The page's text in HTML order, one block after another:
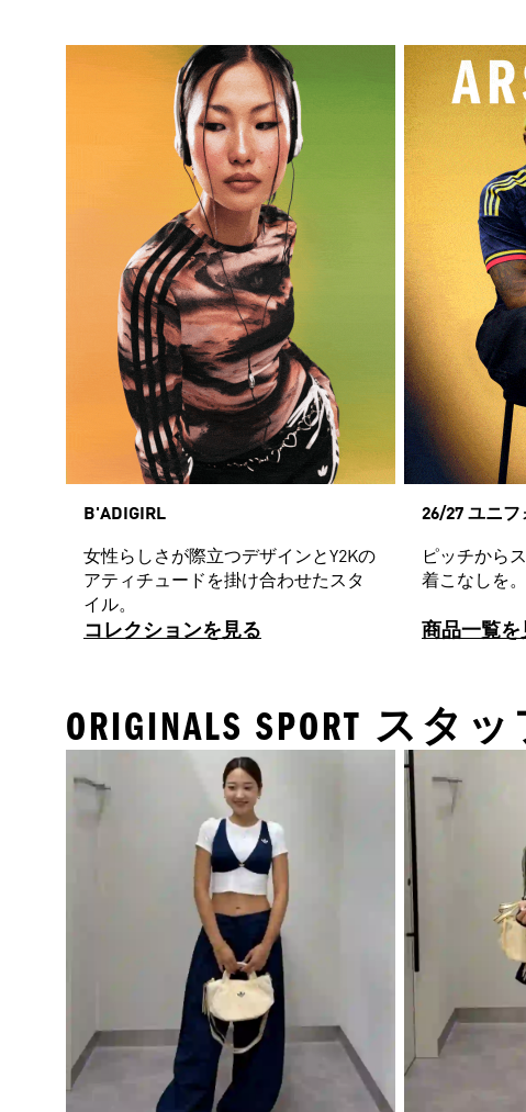
B'ADIGIRL
女性らしさが際立つデザインとY2Kの
アティチュードを掛け合わせたスタ
イル。
コレクションを見る
26/27 ユニフ
ピッチから
着こなしを。
商品一覧を
ORIGINALS SPORT ス